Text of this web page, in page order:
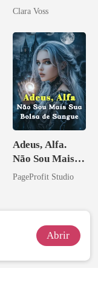
reivindicar meu
Clara Voss
Adeus, Alfa.
Não Sou Mais
Sua Bolsa de
PageProfit Studio
Abrir